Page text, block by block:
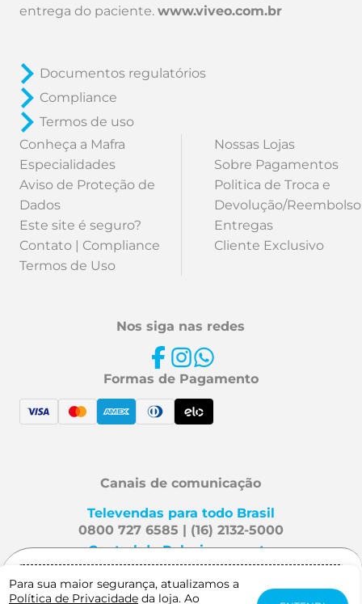
Para sua maior segurança, atualizamos a
Política de Privacidade da loja. Ao
Gostaria de receber notificação quando
entrega do paciente.www.viveo.com.br
Documentos regulatórios
Compliance
Termos de uso
Conheça a Mafra
Especialidades
Aviso de Proteção de
Dados
Este site é seguro?
Contato | Compliance
Termos de Uso
Nossas Lojas
Sobre Pagamentos
Politica de Troca e
Devolução/Reembolso
Entregas
Cliente Exclusivo
Nos siga nas redes
Formas de Pagamento
Canais de comunicação
Televendas para todo Brasil
0800 727 6585 | (16) 2132-5000
Central de Relacionamento
Fale Conosco